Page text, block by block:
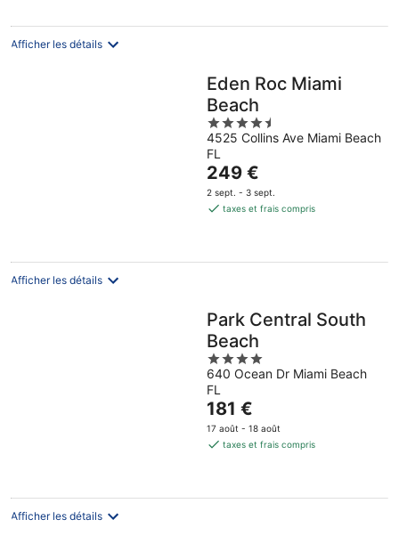
par
Afficher les détails
Eden Roc Miami
Beach
4.5
out
of
5
4525 Collins Ave Miami Beach
FL
Le
prix
est
par
249 €
2 sept. - 3 sept.
taxes et frais compris
Afficher les détails
Park Central South
Beach
4
out
of
5
640 Ocean Dr Miami Beach
FL
Le
prix
est
par
181 €
17 août - 18 août
taxes et frais compris
Afficher les détails